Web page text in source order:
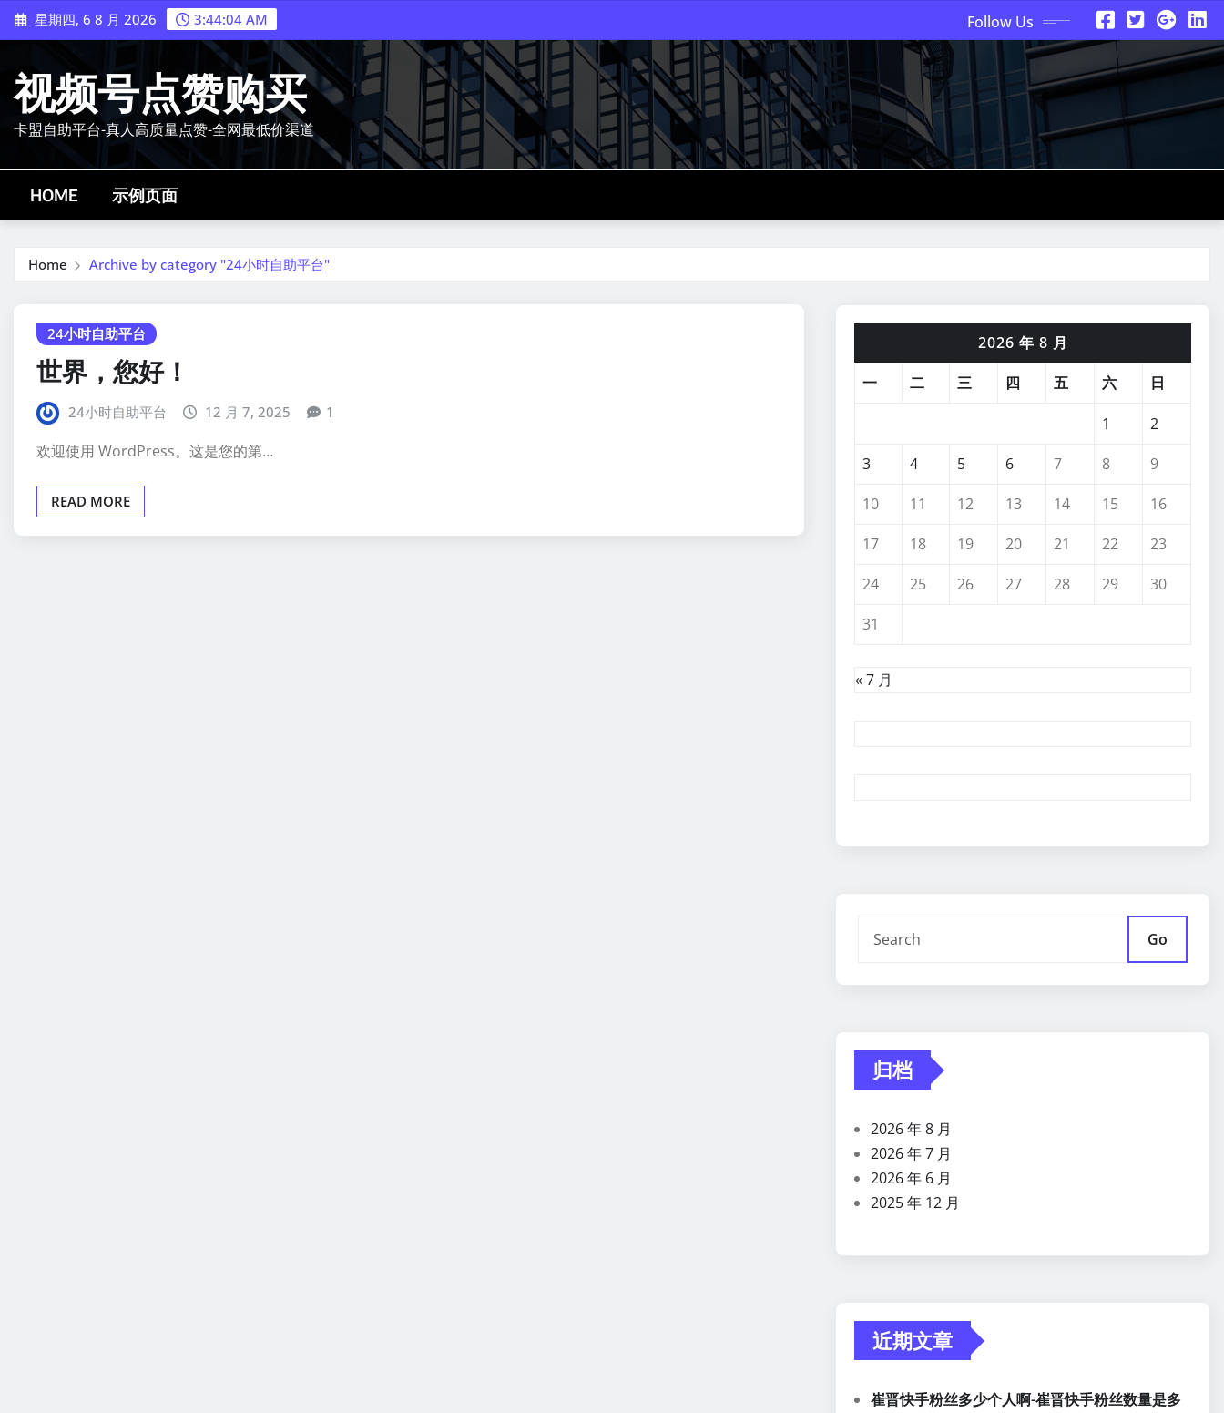
Skip
to
星期四, 6 8 月 2026 3:44:05 AM Follow Us
视频号点赞购买
卡盟自助平台-真人高质量点赞-全网最低价渠道
HOME 示例页面
Home Archive by category "24小时自助平台"
24小时自助平台
世界，您好！
24小时自助平台 12 月 7, 2025 1
欢迎使用 WordPress。这是您的第…
READ MORE
2026 年 8 月
一
二 三 四 五 六 日
1
2
3
4 5 6 7 8
9
10
11 12 13 14 15
16
17
18 19 20 21 22
23
24
25 26 27 28 29
30
31
« 7 月
Go
归档
2026 年 8 月
2026 年 7 月
2026 年 6 月
2025 年 12 月
近期文章
崔晋快手粉丝多少个人啊-崔晋快手粉丝数量是多